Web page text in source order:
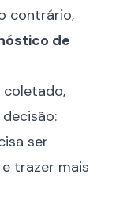
contrário,
de
coletado,
ser
trazer mais